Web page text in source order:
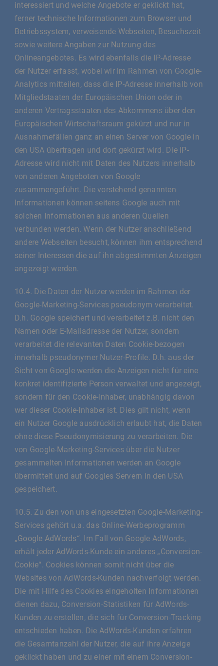
interessiert und welche Angebote er geklickt hat,
ferner technische Informationen zum Browser und
Betriebssystem, verweisende Webseiten, Besuchszeit
sowie weitere Angaben zur Nutzung des
Onlineangebotes. Es wird ebenfalls die IP-Adresse
der Nutzer erfasst, wobei wir im Rahmen von Google-
Analytics mitteilen, dass die IP-Adresse innerhalb von
Mitgliedstaaten der Europäischen Union oder in
anderen Vertragsstaaten des Abkommens über den
Europäischen Wirtschaftsraum gekürzt und nur in
Ausnahmefällen ganz an einen Server von Google in
den USA übertragen und dort gekürzt wird. Die IP-
Adresse wird nicht mit Daten des Nutzers innerhalb
von anderen Angeboten von Google
zusammengeführt. Die vorstehend genannten
Informationen können seitens Google auch mit
solchen Informationen aus anderen Quellen
verbunden werden. Wenn der Nutzer anschließend
andere Webseiten besucht, können ihm entsprechend
seiner Interessen die auf ihn abgestimmten Anzeigen
angezeigt werden.
10.4. Die Daten der Nutzer werden im Rahmen der
Google-Marketing-Services pseudonym verarbeitet.
D.h. Google speichert und verarbeitet z.B. nicht den
Namen oder E-Mailadresse der Nutzer, sondern
verarbeitet die relevanten Daten Cookie-bezogen
innerhalb pseudonymer Nutzer-Profile. D.h. aus der
Sicht von Google werden die Anzeigen nicht für eine
konkret identifizierte Person verwaltet und angezeigt,
sondern für den Cookie-Inhaber, unabhängig davon
wer dieser Cookie-Inhaber ist. Dies gilt nicht, wenn
ein Nutzer Google ausdrücklich erlaubt hat, die Daten
ohne diese Pseudonymisierung zu verarbeiten. Die
von Google-Marketing-Services über die Nutzer
gesammelten Informationen werden an Google
übermittelt und auf Googles Servern in den USA
gespeichert.
10.5. Zu den von uns eingesetzten Google-Marketing-
Services gehört u.a. das Online-Werbeprogramm
„Google AdWords“. Im Fall von Google AdWords,
erhält jeder AdWords-Kunde ein anderes „Conversion-
Cookie“. Cookies können somit nicht über die
Websites von AdWords-Kunden nachverfolgt werden.
Die mit Hilfe des Cookies eingeholten Informationen
dienen dazu, Conversion-Statistiken für AdWords-
Kunden zu erstellen, die sich für Conversion-Tracking
entschieden haben. Die AdWords-Kunden erfahren
die Gesamtanzahl der Nutzer, die auf ihre Anzeige
geklickt haben und zu einer mit einem Conversion-